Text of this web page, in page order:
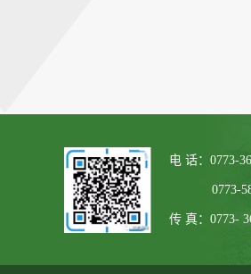
电 话：0773-
0773-589
传 真：0773-